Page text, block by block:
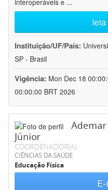
interoperáveis e ...
Instituição/UF/País:
SP - Brasil
Vigência: Mon Dec 18
00:00:00 BRT 2026
Júnior
COORDENADOR(A)
CIÊNCIAS DA SAÚDE
Educação Física